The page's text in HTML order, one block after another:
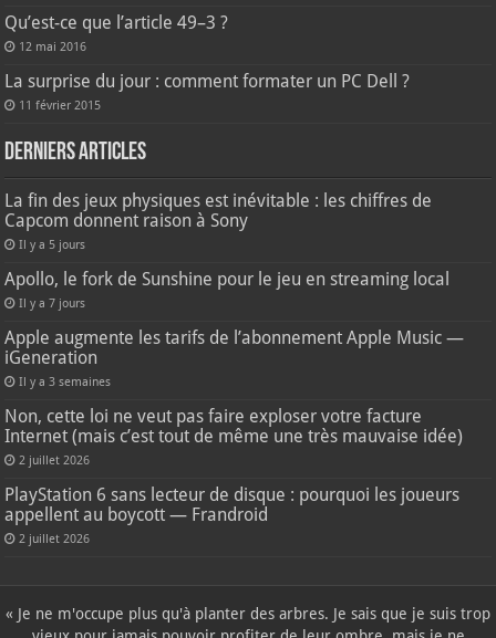
Qu’est-ce que l’article 49–3 ?
12 mai 2016
La surprise du jour : comment formater un PC Dell ?
11 février 2015
Derniers articles
La fin des jeux physiques est inévitable : les chiffres de
Capcom donnent raison à Sony
Il y a 5 jours
Apollo, le fork de Sunshine pour le jeu en streaming local
Il y a 7 jours
Apple augmente les tarifs de l’abonnement Apple Music —
iGeneration
Il y a 3 semaines
Non, cette loi ne veut pas faire exploser votre facture
Internet (mais c’est tout de même une très mauvaise idée)
2 juillet 2026
PlayStation 6 sans lecteur de disque : pourquoi les joueurs
appellent au boycott — Frandroid
2 juillet 2026
« Je ne m'occupe plus qu'à planter des arbres. Je sais que je suis trop